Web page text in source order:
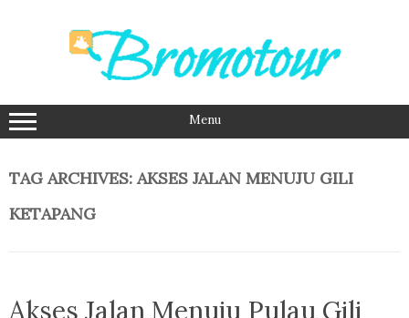
Menu
TAG ARCHIVES: AKSES JALAN MENUJU GILI
KETAPANG
Akses Jalan Menuju Pulau Gili